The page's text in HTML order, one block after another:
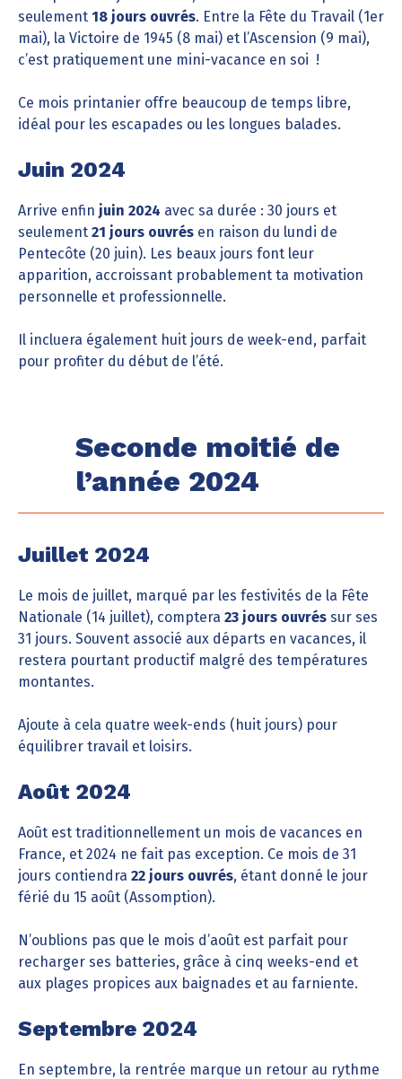
seulement 18 jours ouvrés. Entre la Fête du Travail (1er
mai), la Victoire de 1945 (8 mai) et l’Ascension (9 mai),
c’est pratiquement une mini-vacance en soi !
Ce mois printanier offre beaucoup de temps libre,
idéal pour les escapades ou les longues balades.
Juin 2024
Arrive enfin juin 2024 avec sa durée : 30 jours et
seulement 21 jours ouvrés en raison du lundi de
Pentecôte (20 juin). Les beaux jours font leur
apparition, accroissant probablement ta motivation
personnelle et professionnelle.
Il incluera également huit jours de week-end, parfait
pour profiter du début de l’été.
Seconde moitié de
l’année 2024
Juillet 2024
Le mois de juillet, marqué par les festivités de la Fête
Nationale (14 juillet), comptera 23 jours ouvrés sur ses
31 jours. Souvent associé aux départs en vacances, il
restera pourtant productif malgré des températures
montantes.
Ajoute à cela quatre week-ends (huit jours) pour
équilibrer travail et loisirs.
Août 2024
Août est traditionnellement un mois de vacances en
France, et 2024 ne fait pas exception. Ce mois de 31
jours contiendra 22 jours ouvrés, étant donné le jour
férié du 15 août (Assomption).
N’oublions pas que le mois d’août est parfait pour
recharger ses batteries, grâce à cinq weeks-end et
aux plages propices aux baignades et au farniente.
Septembre 2024
En septembre, la rentrée marque un retour au rythme